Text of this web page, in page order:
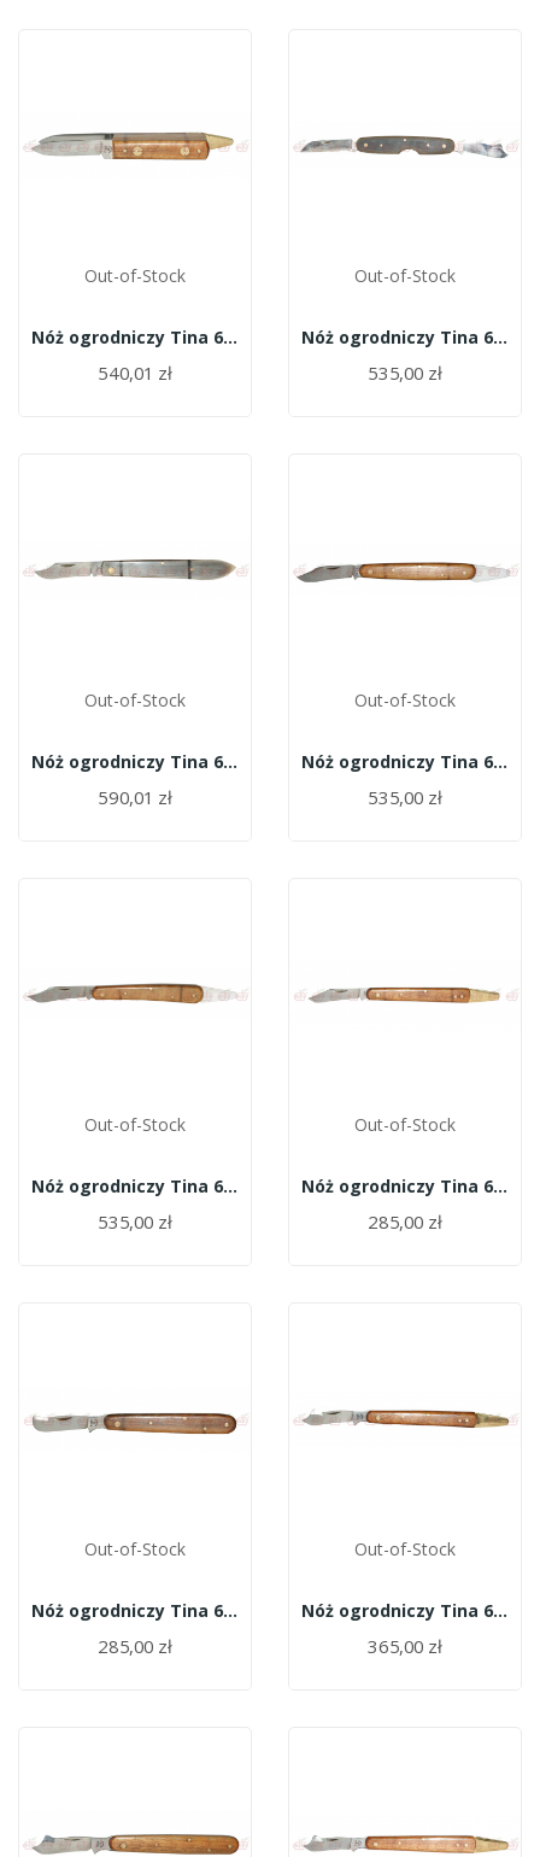
Out-of-Stock
Nóż ogrodniczy Tina 671
540,01 zł
Out-of-Stock
Nóż ogrodniczy Tina 660/10,5
535,00 zł
Out-of-Stock
Nóż ogrodniczy Tina 650/10,5e
590,01 zł
Out-of-Stock
Nóż ogrodniczy Tina 649/10
535,00 zł
Out-of-Stock
Nóż ogrodniczy Tina 648/10
535,00 zł
Out-of-Stock
Nóż ogrodniczy Tina 645/9f
285,00 zł
Out-of-Stock
Nóż ogrodniczy Tina 642/10
285,00 zł
Out-of-Stock
Nóż ogrodniczy Tina 641/9,5f
365,00 zł